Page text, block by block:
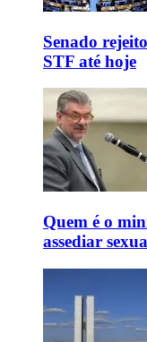
Senado
STF até hoje
Quem é o
assediar